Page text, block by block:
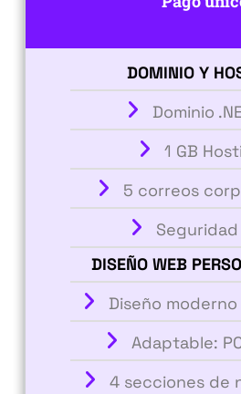
DOMINIO Y
Dominio
1 GB
5 correos
Seguridad
DISEÑO WEB
Diseño
Adaptable:
4 secciones de